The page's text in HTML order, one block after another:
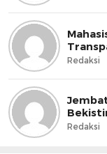
Redaksi
Redaksi